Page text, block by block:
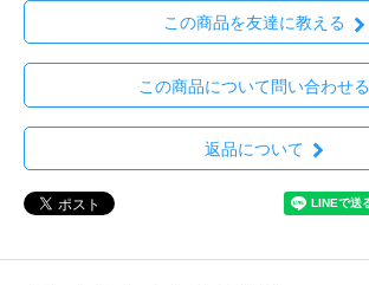
この商品を友達に教える
この商品について問い合わせる
返品について